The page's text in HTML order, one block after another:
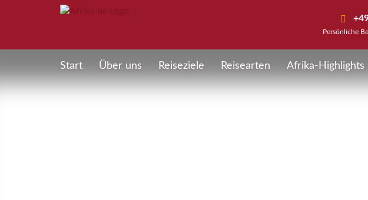
Persönliche
Start Über uns Reiseziele Reisearten Afrika-Highlights